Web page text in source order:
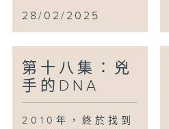
28/02/2025
第十八集：兇
手的DNA
2010年，終於找到